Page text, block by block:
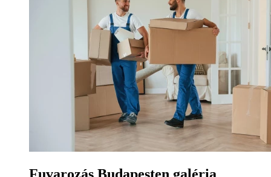
Fuvarozás Budapesten galéria